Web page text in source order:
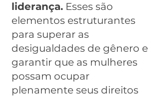
liderança. Esses são
elementos estruturantes
para superar as
desigualdades de gênero e
garantir que as mulheres
possam ocupar
plenamente seus direitos